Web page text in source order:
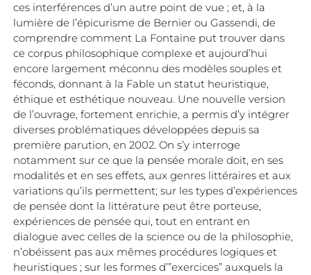
ces interférences d’un autre point de vue ; et, à la
lumière de l’épicurisme de Bernier ou Gassendi, de
comprendre comment La Fontaine put trouver dans
ce corpus philosophique complexe et aujourd’hui
encore largement méconnu des modèles souples et
féconds, donnant à la Fable un statut heuristique,
éthique et esthétique nouveau. Une nouvelle version
de l’ouvrage, fortement enrichie, a permis d’y intégrer
diverses problématiques développées depuis sa
première parution, en 2002. On s’y interroge
notamment sur ce que la pensée morale doit, en ses
modalités et en ses effets, aux genres littéraires et aux
variations qu’ils permettent; sur les types d’expériences
de pensée dont la littérature peut être porteuse,
expériences de pensée qui, tout en entrant en
dialogue avec celles de la science ou de la philosophie,
n’obéissent pas aux mêmes procédures logiques et
heuristiques ; sur les formes d’”exercices” auxquels la